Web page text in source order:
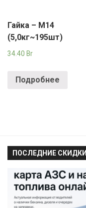
Гайка – М14
(5,0кг~195шт)
34.40 Br
Подробнее
ПОСЛЕДНИЕ